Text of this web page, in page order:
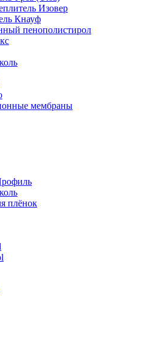
Изовер
Кнауф
пенополистирол
мембраны
плёнок